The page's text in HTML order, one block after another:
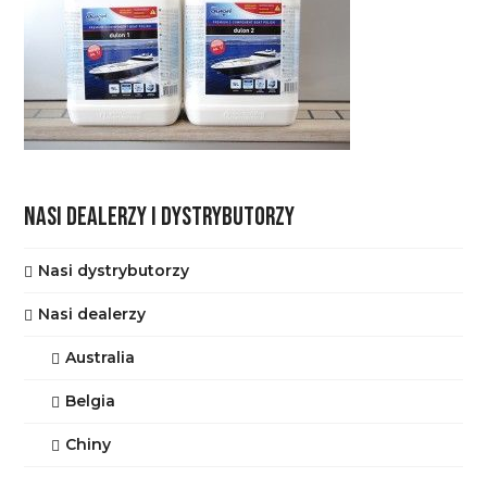
NASI DEALERZY I DYSTRYBUTORZY
Nasi dystrybutorzy
Nasi dealerzy
Australia
Belgia
Chiny